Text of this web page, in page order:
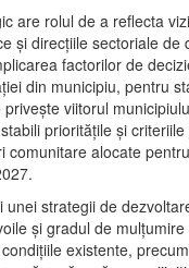
are rolul de a reflecta
și direcțiile sectoriale de
factorilor de
din municipiu, pentru
viitorul
prioritățile și criteriile
comunitare alocate
unei strategii de
și gradul de
existente,